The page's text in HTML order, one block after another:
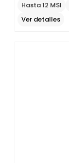
Hasta 12 MSI
Ver detalles